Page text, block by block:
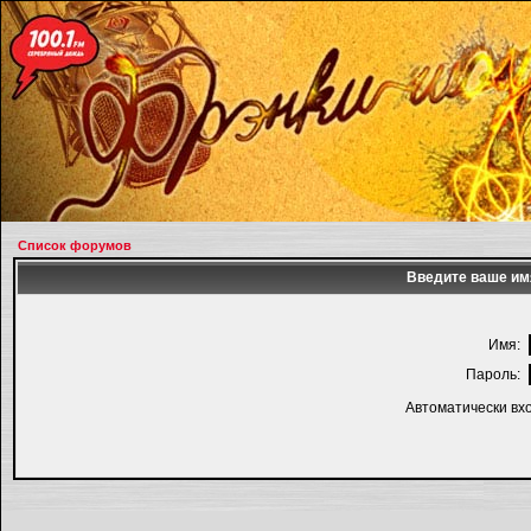
Список форумов
Введите ваше
Имя:
Пароль:
Автоматически